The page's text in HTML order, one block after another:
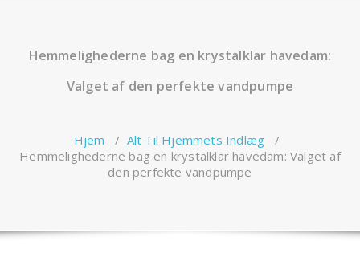
Hemmelighederne bag en krystalklar havedam:
Valget af den perfekte vandpumpe
Hjem / Alt Til Hjemmets Indlæg /
Hemmelighederne bag en krystalklar havedam: Valget af
den perfekte vandpumpe